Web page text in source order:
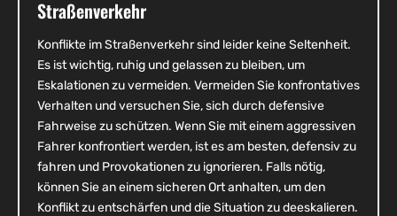
Straßenverkehr
Konflikte im Straßenverkehr sind leider keine Seltenheit.
Es ist wichtig, ruhig und gelassen zu bleiben, um
Eskalationen zu vermeiden. Vermeiden Sie konfrontatives
Verhalten und versuchen Sie, sich durch defensive
Fahrweise zu schützen. Wenn Sie mit einem aggressiven
Fahrer konfrontiert werden, ist es am besten, defensiv zu
fahren und Provokationen zu ignorieren. Falls nötig,
können Sie an einem sicheren Ort anhalten, um den
Konflikt zu entschärfen und die Situation zu deeskalieren.